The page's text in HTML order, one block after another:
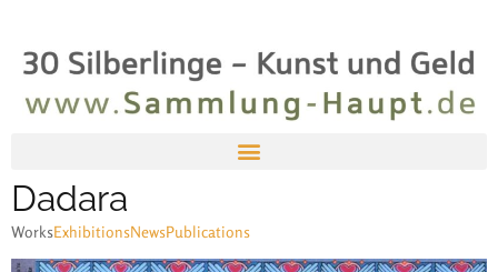
Dadara
WorksExhibitionsNewsPublications